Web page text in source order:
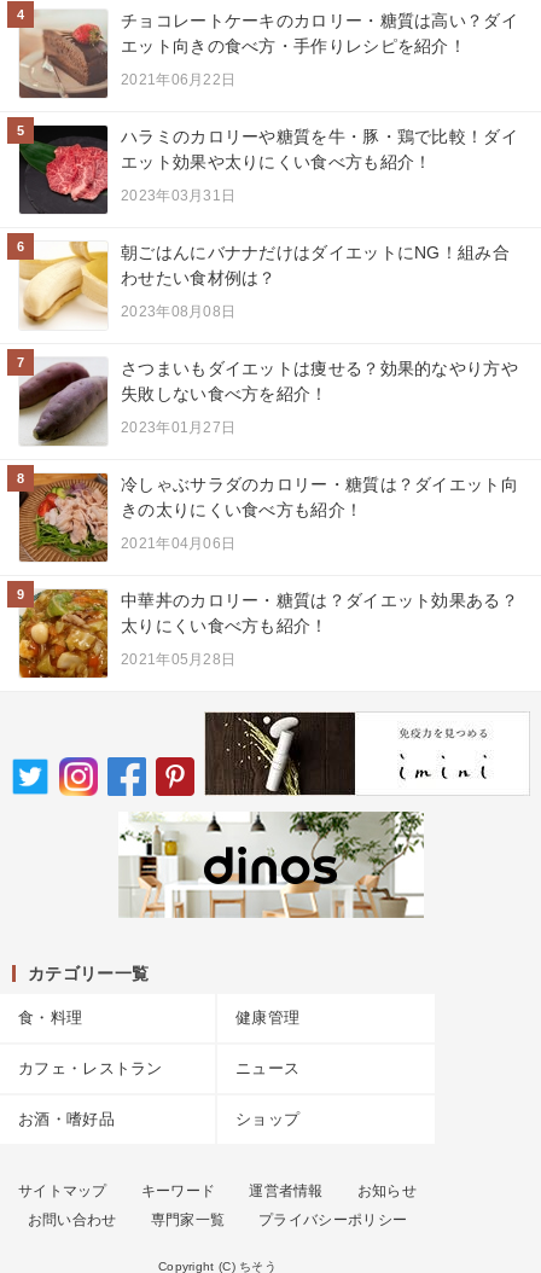
4
チョコレートケーキのカロリー・糖質は高い？ダイ
エット向きの食べ方・手作りレシピを紹介！
2021年06月22日
5
ハラミのカロリーや糖質を牛・豚・鶏で比較！ダイ
エット効果や太りにくい食べ方も紹介！
2023年03月31日
6
朝ごはんにバナナだけはダイエットにNG！組み合
わせたい食材例は？
2023年08月08日
7
さつまいもダイエットは痩せる？効果的なやり方や
失敗しない食べ方を紹介！
2023年01月27日
8
冷しゃぶサラダのカロリー・糖質は？ダイエット向
きの太りにくい食べ方も紹介！
2021年04月06日
9
中華丼のカロリー・糖質は？ダイエット効果ある？
太りにくい食べ方も紹介！
2021年05月28日
カテゴリー一覧
食・料理 健康管理
カフェ・レストラン ニュース
お酒・嗜好品 ショップ
サイトマップ キーワード 運営者情報
お知らせ
お問い合わせ
専門家一覧 プライバシーポリシー
Copyright (C) ちそう